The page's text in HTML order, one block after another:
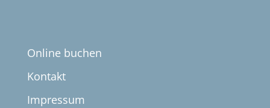
Online buchen
Kontakt
Impressum